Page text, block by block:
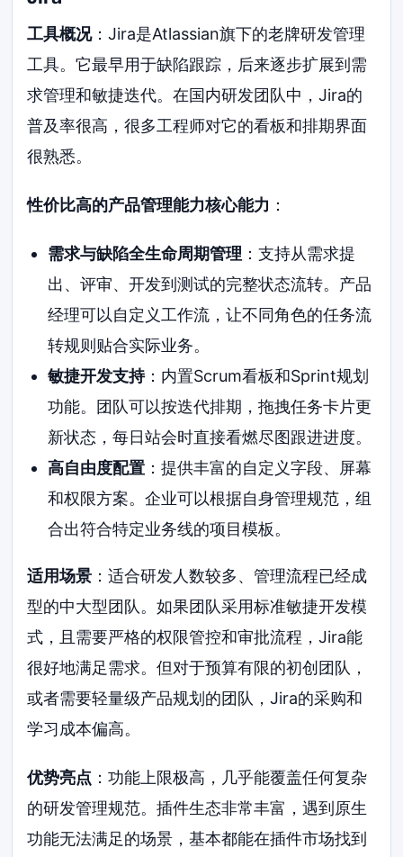
工具概况：Jira是Atlassian旗下的老牌研发管理
工具。它最早用于缺陷跟踪，后来逐步扩展到需
求管理和敏捷迭代。在国内研发团队中，Jira的
普及率很高，很多工程师对它的看板和排期界面
很熟悉。
性价比高的产品管理能力核心能力 ：
需求与缺陷全生命周期管理 ：支持从需求提
出、评审、开发到测试的完整状态流转。产品
经理可以自定义工作流，让不同角色的任务流
转规则贴合实际业务。
敏捷开发支持：内置Scrum看板和Sprint规划
功能。团队可以按迭代排期，拖拽任务卡片更
新状态，每日站会时直接看燃尽图跟进进度。
高自由度配置：提供丰富的自定义字段、屏幕
和权限方案。企业可以根据自身管理规范，组
合出符合特定业务线的项目模板。
适用场景 ：适合研发人数较多、管理流程已经成
型的中大型团队。如果团队采用标准敏捷开发模
式，且需要严格的权限管控和审批流程，Jira能
很好地满足需求。但对于预算有限的初创团队，
或者需要轻量级产品规划的团队，Jira的采购和
学习成本偏高。
优势亮点 ：功能上限极高，几乎能覆盖任何复杂
的研发管理规范。插件生态非常丰富，遇到原生
功能无法满足的场景，基本都能在插件市场找到